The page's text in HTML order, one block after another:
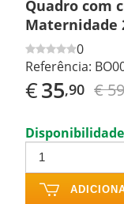
Quadro com
Maternidade
0
Referência:
€35,90 €